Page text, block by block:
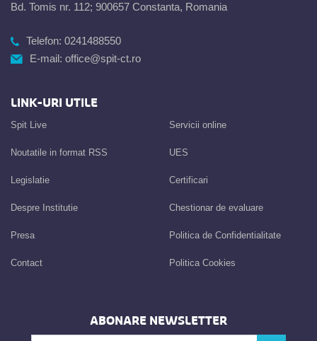
Bd. Tomis nr. 112; 900657 Constanta, Romania
Telefon: 0241488550
E-mail: office@spit-ct.ro
LINK-URI UTILE
Spit Live
Noutatile in format RSS
Legislatie
Despre Institutie
Presa
Contact
Servicii online
UES
Certificari
Chestionar de evaluare
Politica de Confidentialitate
Politica Cookies
ABONARE NEWSLETTER